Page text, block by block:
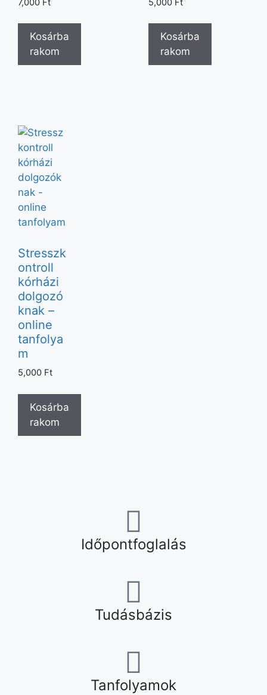
7,000 Ft
Kosárba
rakom
5,000 Ft
Kosárba
rakom
Stresszk
ontroll
kórházi
dolgozó
knak –
online
tanfolya
m
5,000 Ft
Kosárba
rakom
Időpontfoglalás
Tudásbázis
Tanfolyamok